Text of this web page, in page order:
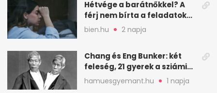
Hétvége a barátnőkkel? A
férj nem bírta a feladatokat,
a feleség levegőt kér
bien.hu 2 napja
Chang és Eng Bunker: két
feleség, 21 gyerek a sziámi
ikrek életében
hamuesgyemant.hu 1 napja